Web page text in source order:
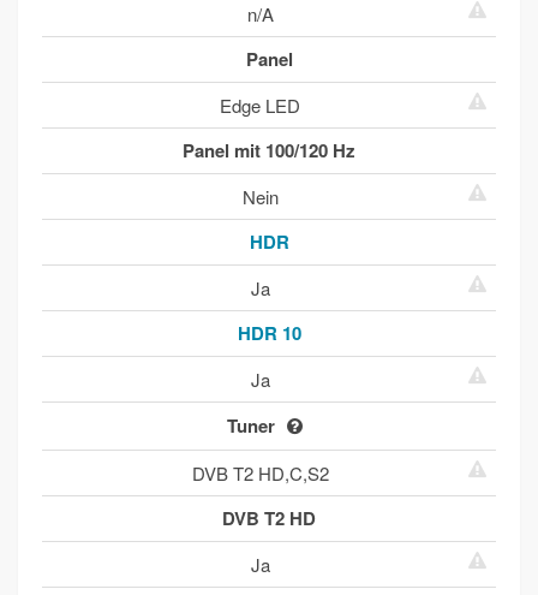
n/A
Panel
Edge LED
Panel mit 100/120 Hz
Nein
HDR
Ja
HDR 10
Ja
Tuner
DVB T2 HD,C,S2
DVB T2 HD
Ja